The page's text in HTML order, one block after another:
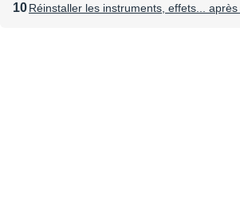
Réinstaller les instruments, effets...